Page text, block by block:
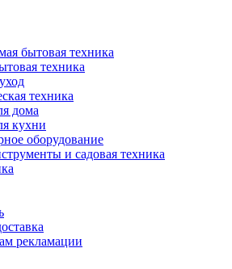
бытовая техника
техника
техника
дома
кухни
оборудование
и садовая техника
рекламации